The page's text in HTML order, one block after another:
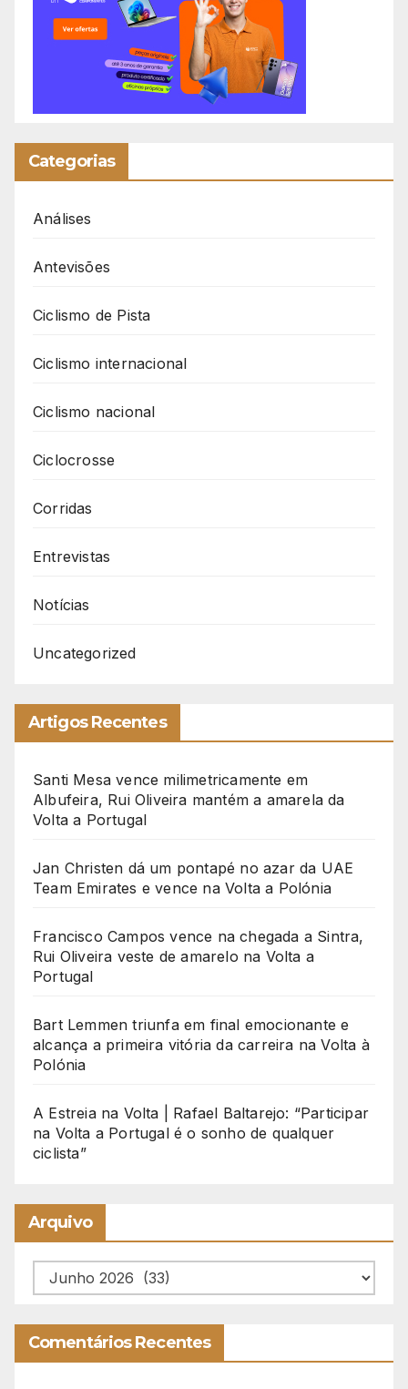
Categorias
Análises
Antevisões
Ciclismo de Pista
Ciclismo internacional
Ciclismo nacional
Ciclocrosse
Corridas
Entrevistas
Notícias
Uncategorized
Artigos Recentes
Santi Mesa vence milimetricamente em
Albufeira, Rui Oliveira mantém a amarela da
Volta a Portugal
Jan Christen dá um pontapé no azar da UAE
Team Emirates e vence na Volta a Polónia
Francisco Campos vence na chegada a Sintra,
Rui Oliveira veste de amarelo na Volta a
Portugal
Bart Lemmen triunfa em final emocionante e
alcança a primeira vitória da carreira na Volta à
Polónia
A Estreia na Volta | Rafael Baltarejo: “Participar
na Volta a Portugal é o sonho de qualquer
ciclista”
Arquivo
Arquivo
Comentários Recentes